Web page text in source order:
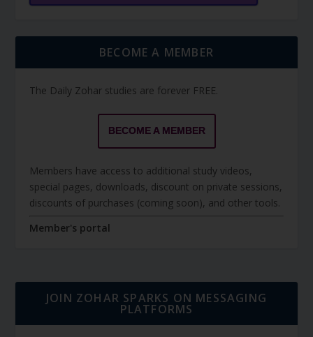
BECOME A MEMBER
The Daily Zohar studies are forever FREE.
BECOME A MEMBER
Members have access to additional study videos,
special pages, downloads, discount on private sessions,
discounts of purchases (coming soon), and other tools.
Member's portal
JOIN ZOHAR SPARKS ON MESSAGING
PLATFORMS